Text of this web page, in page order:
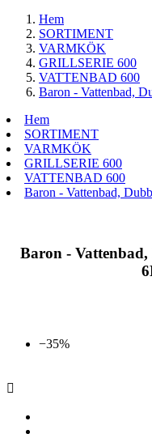
Hem
SORTIMENT
VARMKÖK
GRILLSERIE 600
VATTENBAD 600
Baron - Vattenbad,
Hem
SORTIMENT
VARMKÖK
GRILLSERIE 600
VATTENBAD 600
Baron - Vattenbad,
Baron -
−35%
